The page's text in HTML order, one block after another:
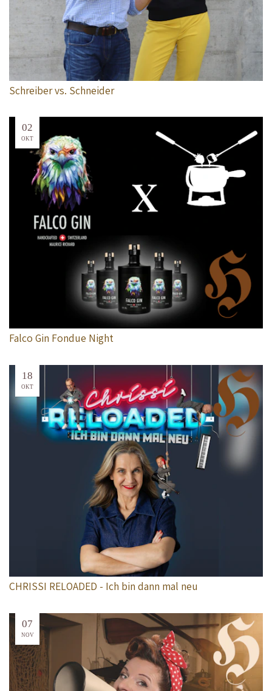
Schreiber vs. Schneider
02
OKT
Falco Gin Fondue Night
18
OKT
CHRISSI RELOADED - Ich bin dann mal neu
07
NOV